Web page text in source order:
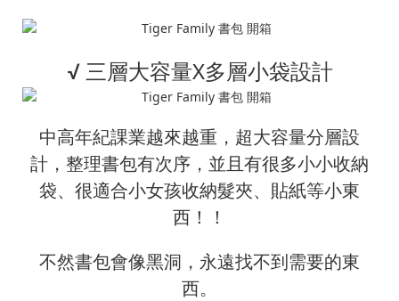
√ 三層大容量X多層小袋設計
中高年紀課業越來越重，超大容量分層設
計，整理書包有次序，並且有很多小小收納
袋、很適合小女孩收納髮夾、貼紙等小東
西！！
不然書包會像黑洞，永遠找不到需要的東
西。